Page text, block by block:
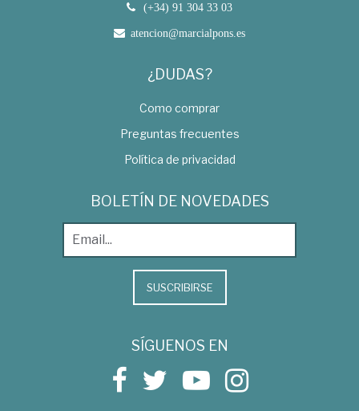
(+34) 91 304 33 03
atencion@marcialpons.es
¿DUDAS?
Como comprar
Preguntas frecuentes
Política de privacidad
BOLETÍN DE NOVEDADES
SUSCRIBIRSE
SÍGUENOS EN